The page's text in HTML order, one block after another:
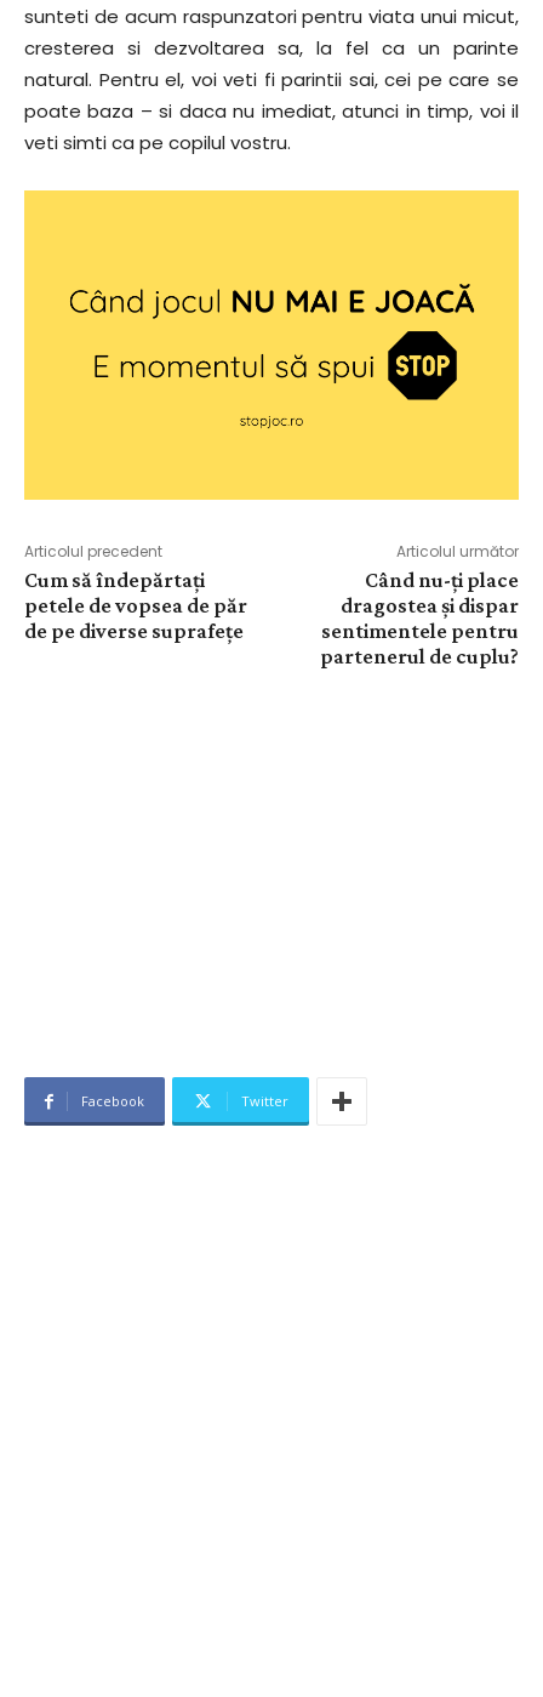
sunteti de acum raspunzatori pentru viata unui micut,
cresterea si dezvoltarea sa, la fel ca un parinte
natural. Pentru el, voi veti fi parintii sai, cei pe care se
poate baza – si daca nu imediat, atunci in timp, voi il
veti simti ca pe copilul vostru.
Articolul precedent
Cum să îndepărtați
petele de vopsea de păr
de pe diverse suprafețe
Articolul următor
Când nu-ți place
dragostea și dispar
sentimentele pentru
partenerul de cuplu?
Facebook Twitter